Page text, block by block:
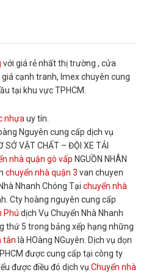
với giá rẻ nhất thị trường , cửa
giá cạnh tranh, Imex chuyên cung
tại khu vực TPHCM.
nhựa uy tín.
Nguyên cung cấp dịch vụ
SỞ VẬT CHẤT – ĐỘI XE TẢI
nhà quận gò vấp NGUỒN NHÂN
chuyển nhà quận 3 van chuyen
Nhanh Chóng Tại chuyển nhà
Cty hoàng nguyên cung cấp
Phú dịch Vụ Chuyển Nhà Nhanh
thứ 5 trong bảng xếp hạng những
tân là HOàng NGuyên. Dịch vụ dọn
được cung cấp tại công ty
được điều đó dịch vụ Chuyển nhà